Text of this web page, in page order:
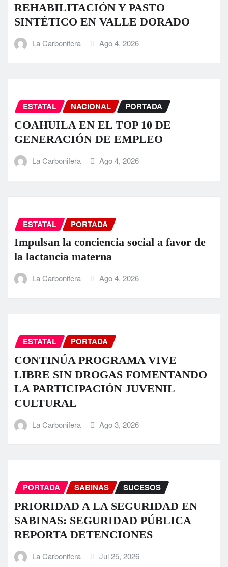
REHABILITACIÓN Y PASTO
SINTÉTICO EN VALLE DORADO
La Carbonifera Ago 4, 2026
ESTATAL NACIONAL PORTADA
COAHUILA EN EL TOP 10 DE
GENERACIÓN DE EMPLEO
La Carbonifera Ago 4, 2026
ESTATAL PORTADA
Impulsan la conciencia social a favor de
la lactancia materna
La Carbonifera Ago 4, 2026
ESTATAL PORTADA
CONTINÚA PROGRAMA VIVE
LIBRE SIN DROGAS FOMENTANDO
LA PARTICIPACIÓN JUVENIL
CULTURAL
La Carbonifera Ago 3, 2026
PORTADA SABINAS SUCESOS
PRIORIDAD A LA SEGURIDAD EN
SABINAS: SEGURIDAD PÚBLICA
REPORTA DETENCIONES
La Carbonifera Jul 25, 2026